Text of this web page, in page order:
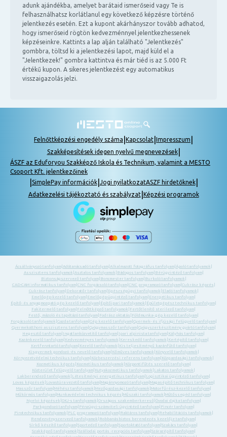
adunk ajándékba, amelyet barátaid ismerőseid vagy Te is
felhasználhatsz korlátlanul egy következő képzésre történő
jelentkezés esetén. Ezt a kupont akárhányszor tovább adhatod,
hogy ismerőseid rögtön kedvezménnyel jelentkezhessenek
képzéseinkre. Kattints a lap alján található "Jelentkezés"
gombbra, töltsd ki a jelentkezési lapot, majd küld el a
"Jelentkezek!" gombra kattintva és már tiéd is az 5.000 Ft
értékű kupon. A sikeres jelentkezést egy automatikus
visszaigazolás jelzi.
Felnőttképzési engedély száma Kapcsolat Impresszum
Szakképesítések idegen nyelvű megnevezések|
ÁSZF az Eduforyou Szakképző Iskola és Technikum, valamint a MESTO
Csoport Kft. jelentkezőinek
SimplePay információk| Jogi nyilatkozatASZF hirdetőknek|
Adatkezelési tájékoztató és szabályzat| Képzési programok
Ácsállványozó tanfolyam| Adótanácsadó tanfolyam| Alkalmazott fotográfus tanfolyam| Ápoló tanfolyamok
Asszisztens tanfolyamok Asztalos tanfolyamok Bádogos tanfolyam| Bérügyintéző tanfolyam|
Biztonságszervező tanfolyam| Boncmester tanfolyam| Burkoló tanfolyamok
CAD-CAM informatikus tanfolyam| CNC forgácsoló tanfolyam| CNC programozó tanfolyam| Cukrász képzés
Cukrász tanfolyam| Dekoratőr tanfolyam| Egészségügyi tanfolyamok Eladó tanfolyamok
Emelőgép-kezelő tanfolyam Emelőgép-ügyintéző tanfolyam Energetikus tanfolyam
Építő- és anyagmozgató gép kezelő tanfolyam Építőipari tanfolyamok Épületgépész technikus tanfolyam
Fakitermelő tanfolyam Felnőttképző tanfolyamok Fertőtlenítő sterilező tanfolyam
Festő, mázoló és tapétázó tanfolyam Fodrász oktatás Földmunka- gép kezelő tanfolyam
Forgácsoló tanfolyamok Gazda tanfolyam| Gép kezelő tanfolyam| Gyermek- és ifjúsági felügyelő tanfolyam|
Gyermekotthoni asszisztens tanfolyam| Gyógymasszőr tanfolyam| Gyógyszerkészítmény gyártó tanfolyam|
Hegesztő tanfolyam Ingatlanközvetítő tanfolyam Ipari alpinista tanfolyam Kályhás tanfolyam
Kazánkezelő tanfolyam| Kedvezményes tanfolyamok Kereskedő tanfolyamok Kertépítő tanfolyam|
Kertfenntartó tanfolyam| Kezelő tanfolyamok Kis teljesítményű kazánfűtő tanfolyam|
Kisgyermek gondozó -és nevelő tanfolyam| Kőműves tanfolyamok Könyvelő tanfolyamok
Környezetvédelmi technikus tanfolyam| Közbeszerzési referens tanfolyam| Közgazdasági tanfolyamok
Kozmetikus képzés Kozmetikus tanfolyamok Központifűtés szerelő tanfolyam|
Közterület felügyelő tanfolyam Kutyakozmetikus tanfolyamok Lakatos tanfolyamok
Lakberendező tanfolyamok Létesítményi energetikus tanfolyam| Logisztikai ügyintéző tanfolyam|
Lovas képzések Lovastúra vezető tanfolyam| Magánnyomozó tanfolyam| Magasépítő technikus tanfolyam|
Masszőr tanfolyam| Méhész tanfolyamok Mezőgazdasági tanfolyamok Motorfűrész-kezelő tanfolyam|
Műkörmös tanfolyam Munkavédelmi technikus képzés Műszaki tanfolyamok Műtőssegéd tanfolyam
Nyelvi képzések OKJ-s tanfolyamok Országos szakemberkereső Óvodai dajka tanfolyam|
Parkgondozó tanfolyam| Pénzügyi-számviteli ügyintéző tanfolyam| Pincér tanfolyam|
Pirotechnikus tanfolyamok PLC programozó tanfolyam| Raktáros tanfolyam| Rehabilitációs tanfolyamok
Rendezvényszervező tanfolyamok Robbanásbiztos berendezés kezelője tanfolyam
Sírkő készítő tanfolyam Sportedző tanfolyam Sportoktató tanfolyam Szakács tanfolyam
Szakképző tanfolyamok Szállodai portás -recepciós tanfolyam| Szárazépítő tanfolyam|